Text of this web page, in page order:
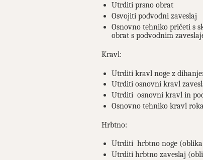
Utrditi prsno obrat
Osvojiti podvodni zaveslaj
Osnovno tehniko pričeti s
obrat s podvodnim
Kravl:
Utrditi kravl noge z
Utrditi osnovni kravl
Utrditi osnovni kravl in
Osnovno tehniko kravl
Hrbtno:
Utrditi hrbtno noge (oblika
Utrditi hrbtno zaveslaj